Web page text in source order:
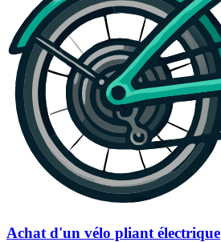
Achat d'un vélo pliant électrique